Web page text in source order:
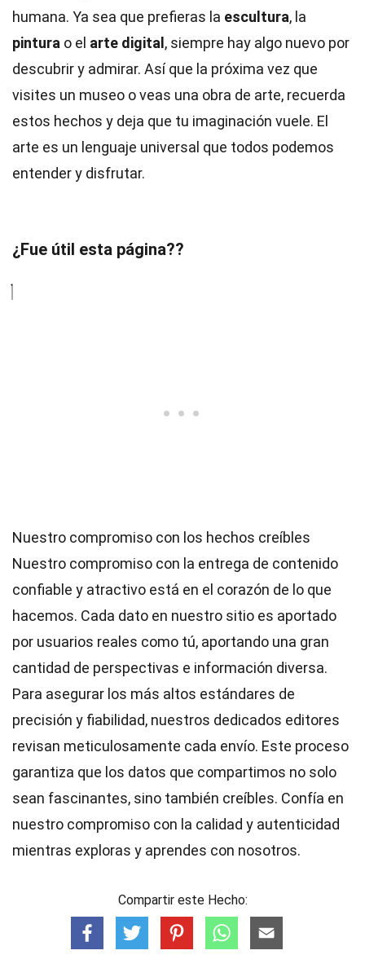
humana. Ya sea que prefieras la escultura, la
pintura o el arte digital , siempre hay algo nuevo por
descubrir y admirar. Así que la próxima vez que
visites un museo o veas una obra de arte, recuerda
estos hechos y deja que tu imaginación vuele. El
arte es un lenguaje universal que todos podemos
entender y disfrutar.
¿Fue útil esta página??
Nuestro compromiso con los hechos creíbles
Nuestro compromiso con la entrega de contenido
confiable y atractivo está en el corazón de lo que
hacemos. Cada dato en nuestro sitio es aportado
por usuarios reales como tú, aportando una gran
cantidad de perspectivas e información diversa.
Para asegurar los más altos estándares de
precisión y fiabilidad, nuestros dedicados editores
revisan meticulosamente cada envío. Este proceso
garantiza que los datos que compartimos no solo
sean fascinantes, sino también creíbles. Confía en
nuestro compromiso con la calidad y autenticidad
mientras exploras y aprendes con nosotros.
Compartir este Hecho: